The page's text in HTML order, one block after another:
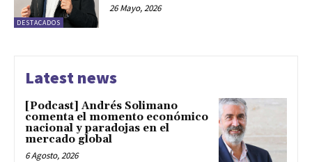
DESTACADOS
26 Mayo, 2026
Latest news
[Podcast] Andrés Solimano
comenta el momento económico
nacional y paradojas en el
mercado global
6 Agosto, 2026